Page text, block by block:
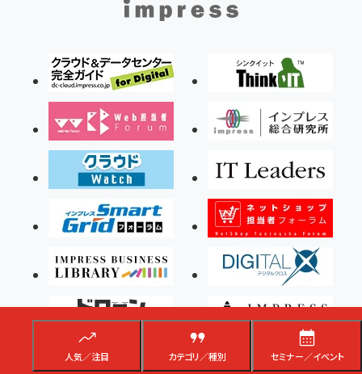
人気／注目 カテゴリ／種別 セミナー／イベント